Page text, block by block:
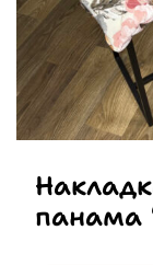
панама